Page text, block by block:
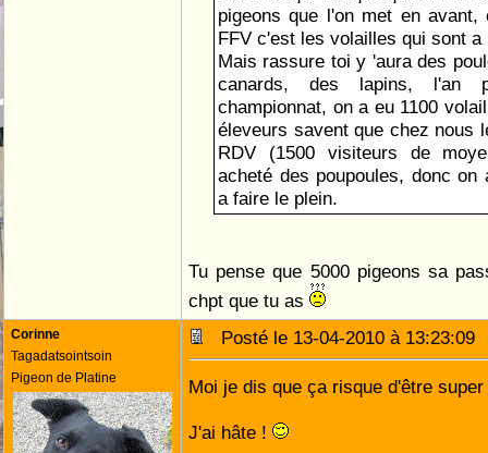
pigeons que l'on met en
FFV c'est les volailles qui sont a
Mais rassure toi y 'aura des
canards, des lapins, l'an
championnat, on a eu 1100
éleveurs savent que chez nous
RDV (1500 visiteurs de
acheté des poupoules, donc
a faire le plein.
Tu pense que 5000 pigeons sa
chpt que tu as
Corinne
Tagadatsointsoin
Pigeon de Platine
Posté le 13-04-2010 à
Moi je dis que ça risque d'être
J'ai hâte !